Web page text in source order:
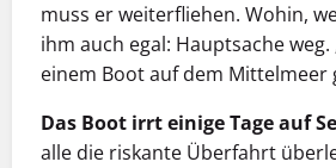
muss er weiterfliehen. Wohin,
ihm auch egal: Hauptsache
einem Boot auf dem Mittelmeer
Das Boot irrt einige Tage auf
alle die riskante Überfahrt